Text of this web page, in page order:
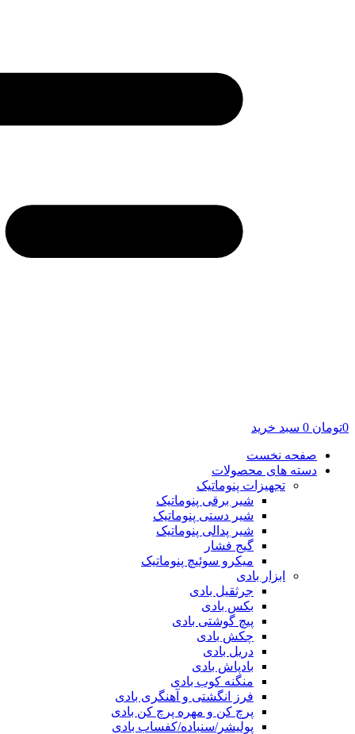
0تومان 0 سبد خرید
صفحه نخست
دسته های محصولات
تجهیزات پنوماتیک
شیر برقی پنوماتیک
شیر دستی پنوماتیک
شیر پدالی پنوماتیک
گیج فشار
میکرو سوئیچ پنوماتیک
ابزار بادی
جرثقیل بادی
بکس بادی
پیچ گوشتی بادی
چکش بادی
دریل بادی
بادپاش بادی
منگنه کوب بادی
فرز انگشتی و آهنگری بادی
پرچ کن و مهره پرچ کن بادی
پولیشر/سنباده/کفساب بادی